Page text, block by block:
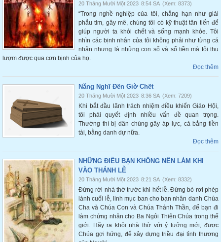
20 Tháng Mười Một 2023 8:54 SA (Xem: 8373)
“Trong nghề nghiệp của tôi, chẳng hạn như giải
phẫu tim, gây mê, chúng tôi có kỹ thuật tân tiến để
giúp người ta khỏi chết và sống mạnh khỏe. Tôi
nhìn các bịnh nhân của tôi không phải như từng cá
nhân nhưng là những con số và số tiền mà tôi thu
lượm được qua cơn bịnh của họ.
Đọc thêm
Năng Nghĩ Đến Giờ Chết
20 Tháng Mười Một 2023 8:36 SA (Xem: 7209)
Khi bắt đầu lãnh trách nhiệm điều khiển Giáo Hội,
tôi phải quyết định nhiều vấn đề quan trọng.
Thường thì bị dân chúng gây áp lực, cả bằng tiền
tài, bằng danh dự nữa.
Đọc thêm
NHỮNG ĐIỀU BẠN KHÔNG NÊN LÀM KHI
VÀO THÁNH LỄ
20 Tháng Mười Một 2023 8:21 SA (Xem: 8332)
Đừng rời nhà thờ trước khi hết lễ. Đừng bỏ rơi phép
lành cuối lễ, linh mục ban cho bạn nhân danh Chúa
Cha và Chúa Con và Chúa Thánh Thần, để bạn đi
làm chứng nhân cho Ba Ngôi Thiên Chúa trong thế
giới. Hãy ra khỏi nhà thờ với ý tưởng mới, được
Chúa gợi hứng, để xây dựng triều đại tình thương